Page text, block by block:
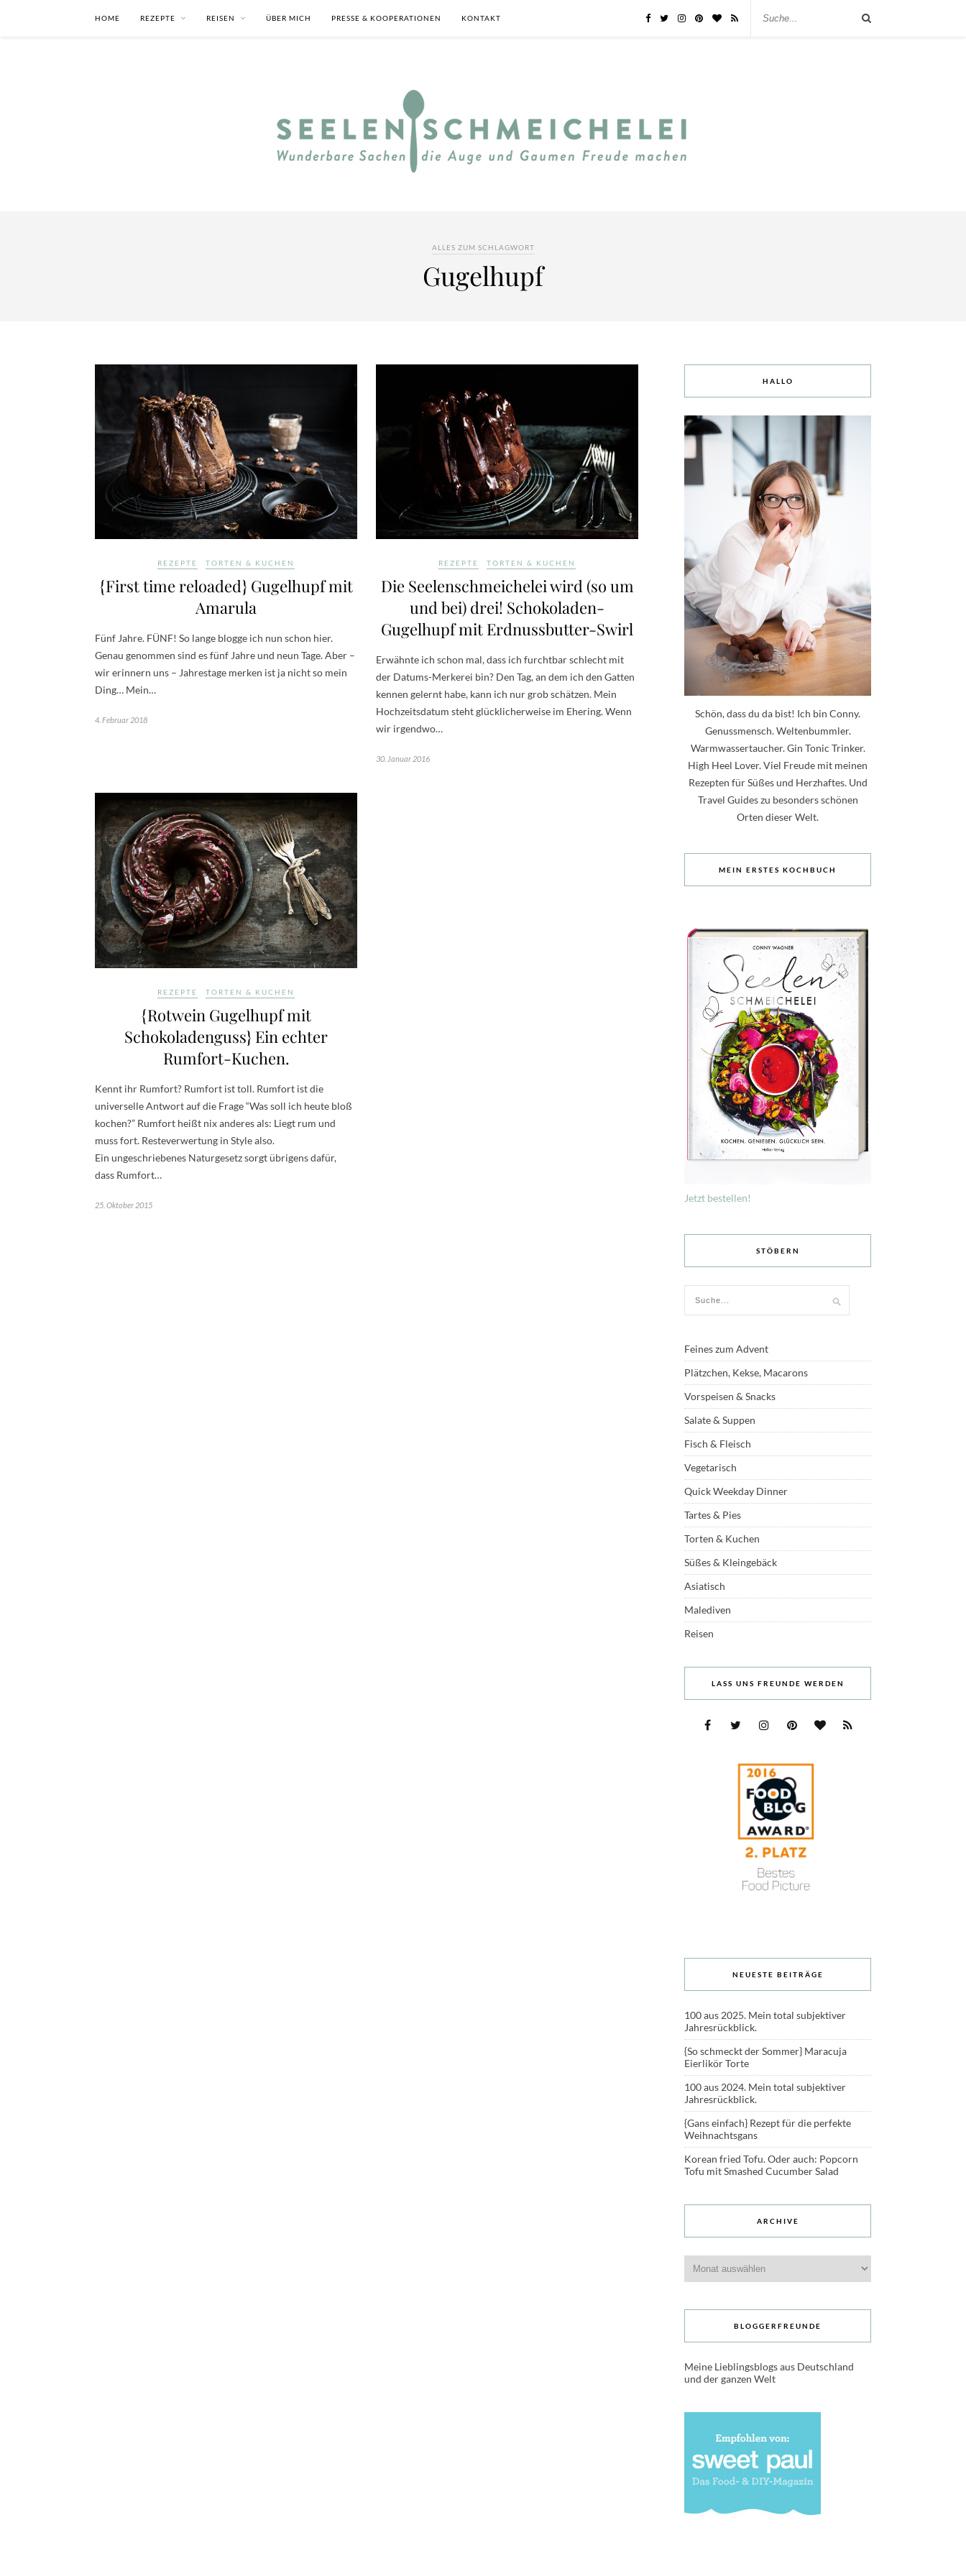
HOME REZEPTE REISEN ÜBER MICH PRESSE & KOOPERATIONEN KONTAKT
ALLES ZUM SCHLAGWORT
Gugelhupf
REZEPTE TORTEN & KUCHEN
{First time reloaded} Gugelhupf mit
Amarula
Fünf Jahre. FÜNF! So lange blogge ich nun schon hier.
Genau genommen sind es fünf Jahre und neun Tage. Aber –
wir erinnern uns – Jahrestage merken ist ja nicht so mein
Ding… Mein…
4. Februar 2018
REZEPTE TORTEN & KUCHEN
Die Seelenschmeichelei wird (so um
und bei) drei! Schokoladen-
Gugelhupf mit Erdnussbutter-Swirl
Erwähnte ich schon mal, dass ich furchtbar schlecht mit
der Datums-Merkerei bin? Den Tag, an dem ich den Gatten
kennen gelernt habe, kann ich nur grob schätzen. Mein
Hochzeitsdatum steht glücklicherweise im Ehering. Wenn
wir irgendwo…
30. Januar 2016
REZEPTE TORTEN & KUCHEN
{Rotwein Gugelhupf mit
Schokoladenguss} Ein echter
Rumfort-Kuchen.
Kennt ihr Rumfort? Rumfort ist toll. Rumfort ist die
universelle Antwort auf die Frage “Was soll ich heute bloß
kochen?” Rumfort heißt nix anderes als: Liegt rum und
muss fort. Resteverwertung in Style also.
Ein ungeschriebenes Naturgesetz sorgt übrigens dafür,
dass Rumfort…
25. Oktober 2015
HALLO
Schön, dass du da bist! Ich bin Conny.
Genussmensch. Weltenbummler.
Warmwassertaucher. Gin Tonic Trinker.
High Heel Lover. Viel Freude mit meinen
Rezepten für Süßes und Herzhaftes. Und
Travel Guides zu besonders schönen
Orten dieser Welt.
MEIN ERSTES KOCHBUCH
Jetzt bestellen!
STÖBERN
Feines zum Advent
Plätzchen, Kekse, Macarons
Vorspeisen & Snacks
Salate & Suppen
Fisch & Fleisch
Vegetarisch
Quick Weekday Dinner
Tartes & Pies
Torten & Kuchen
Süßes & Kleingebäck
Asiatisch
Malediven
Reisen
LASS UNS FREUNDE WERDEN
NEUESTE BEITRÄGE
100 aus 2025. Mein total subjektiver
Jahresrückblick.
{So schmeckt der Sommer} Maracuja
Eierlikör Torte
100 aus 2024. Mein total subjektiver
Jahresrückblick.
{Gans einfach} Rezept für die perfekte
Weihnachtsgans
Korean fried Tofu. Oder auch: Popcorn
Tofu mit Smashed Cucumber Salad
ARCHIVE
BLOGGERFREUNDE
Meine Lieblingsblogs aus Deutschland
und der ganzen Welt